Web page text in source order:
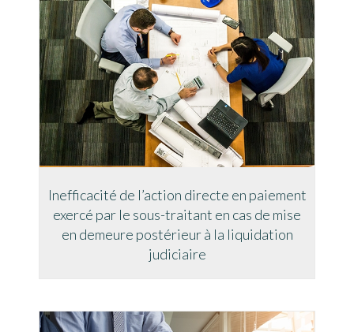
Inefficacité de l’action directe en paiement
exercé par le sous-traitant en cas de mise
en demeure postérieur à la liquidation
judiciaire